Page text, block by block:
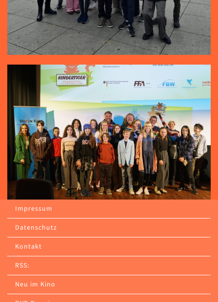
Impressum
Datenschutz
Kontakt
RSS:
Neu im Kino